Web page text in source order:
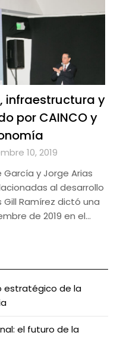
infraestructura y
por CAINCO y
10, 2019
García y Jorge Arias
al desarrollo
Ramírez dictó una
de 2019 en el…
estratégico de la
el futuro de la